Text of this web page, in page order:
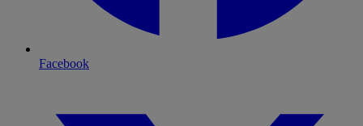
Facebook